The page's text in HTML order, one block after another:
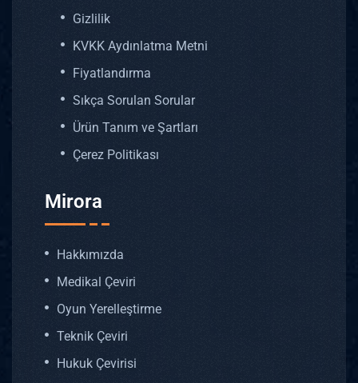
Gizlilik
KVKK Aydınlatma Metni
Fiyatlandırma
Sıkça Sorulan Sorular
Ürün Tanım ve Şartları
Çerez Politikası
Mirora
Hakkımızda
Medikal Çeviri
Oyun Yerelleştirme
Teknik Çeviri
Hukuk Çevirisi